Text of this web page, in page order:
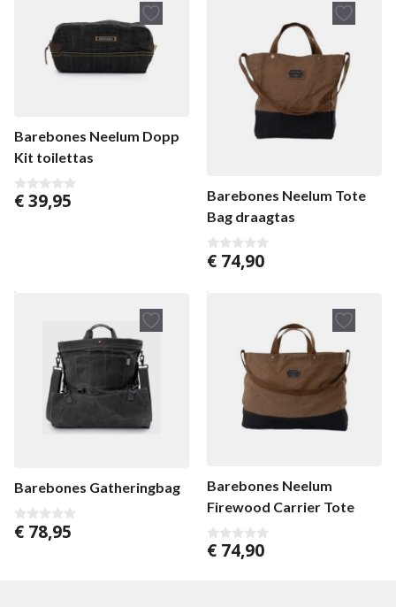
Barebones Neelum Dopp
Kit toilettas
0
€39,95
Barebones Neelum Tote
Bag draagtas
0
v
n
€ 74,90
Barebones Gatheringbag
0
v
€ 78,95
Barebones Neelum
Firewood Carrier Tote
0
€ 74,90